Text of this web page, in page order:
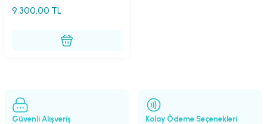
9.300,00 TL
Güvenli Alışveriş Kolay Ödeme Seçenekleri